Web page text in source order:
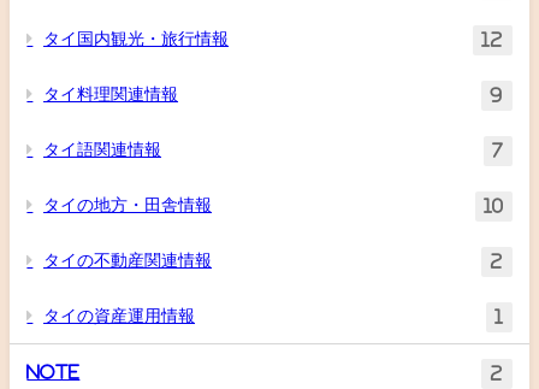
タイ国内観光・旅行情報 12
タイ料理関連情報 9
タイ語関連情報 7
タイの地方・田舎情報 10
タイの不動産関連情報 2
タイの資産運用情報
Note 2